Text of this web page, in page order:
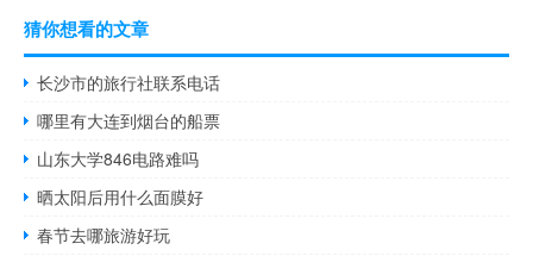
猜你想看的文章
长沙市的旅行社联系电话
哪里有大连到烟台的船票
山东大学846电路难吗
晒太阳后用什么面膜好
春节去哪旅游好玩